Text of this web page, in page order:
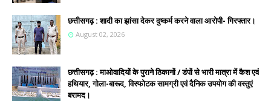
छत्तीसगढ़ : शादी का झांसा देकर दुष्कर्म करने वाला आरोपी- गिरफ्तार।
August 02, 2026
छत्तीसगढ़ : माओवादियों के पुराने ठिकानों / डंपों से भारी मात्रा में कैश एवं
हथियार, गोला-बारूद, विस्फोटक सामग्री एवं दैनिक उपयोग की वस्तुएं
बरामद।